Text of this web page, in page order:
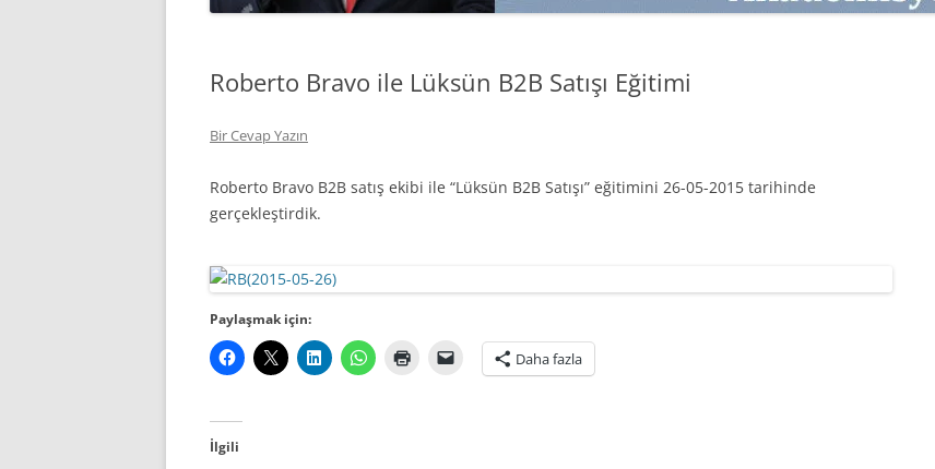
HIZLI MODA TÜKETICILERININ
PAZARLAMADA YENI USTALIK
SATMAK
Roberto Bravo ile Lüksün B2B Satışı Eğitimi
Bir Cevap Yazın
Roberto Bravo B2B satış ekibi ile “Lüksün B2B Satışı” eğitimini 26-05-2015 tarihinde
gerçekleştirdik.
Paylaşmak için:
Daha fazla
İlgili